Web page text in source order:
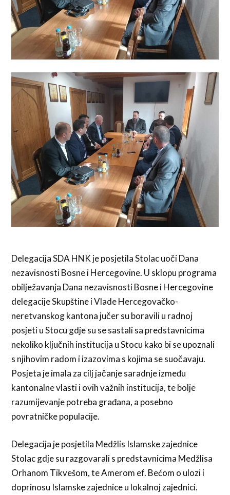
Delegacija SDA HNK je posjetila Stolac uoči Dana
nezavisnosti Bosne i Hercegovine. U sklopu programa
obilježavanja Dana nezavisnosti Bosne i Hercegovine
delegacije Skupštine i Vlade Hercegovačko-
neretvanskog kantona jučer su boravili u radnoj
posjeti u Stocu gdje su se sastali sa predstavnicima
nekoliko ključnih institucija u Stocu kako bi se upoznali
s njihovim radom i izazovima s kojima se suočavaju.
Posjeta je imala za cilj jačanje saradnje između
kantonalne vlasti i ovih važnih institucija, te bolje
razumijevanje potreba građana, a posebno
povratničke populacije.
Delegacija je posjetila Medžlis Islamske zajednice
Stolac gdje su razgovarali s predstavnicima Medžlisa
Orhanom Tikvešom, te Amerom ef. Bećom o ulozi i
doprinosu Islamske zajednice u lokalnoj zajednici.